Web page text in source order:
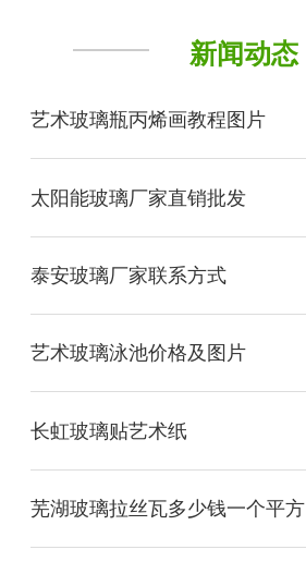
新闻动态
艺术玻璃瓶丙烯画教程图片
太阳能玻璃厂家直销批发
泰安玻璃厂家联系方式
艺术玻璃泳池价格及图片
长虹玻璃贴艺术纸
芜湖玻璃拉丝瓦多少钱一个平方